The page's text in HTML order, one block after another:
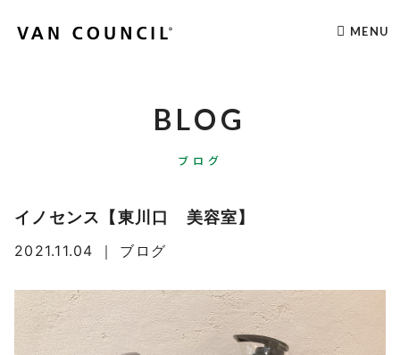
MENU
BLOG
ブログ
イノセンス【東川口 美容室】
2021.11.04 ｜ ブログ